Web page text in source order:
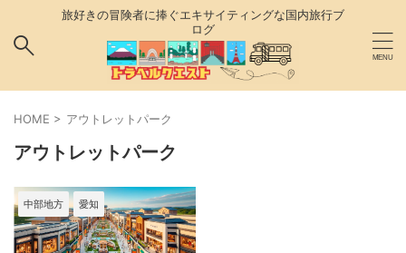
旅好きの冒険者に捧ぐエキサイティングな国内旅行ブ
ログ
HOME > アウトレットパーク
アウトレットパーク
中部地方 愛知